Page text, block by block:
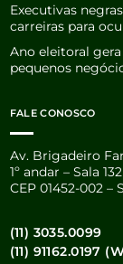
Executivas
carreiras para
Ano eleitoral
pequenos
FALE CONOSCO
Av. Brigadeiro
1º andar – Sala
CEP 01452-002 –
(11) 3035.0099
(11) 91162.0197